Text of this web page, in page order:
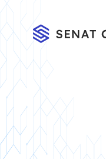
Главная/Каталог